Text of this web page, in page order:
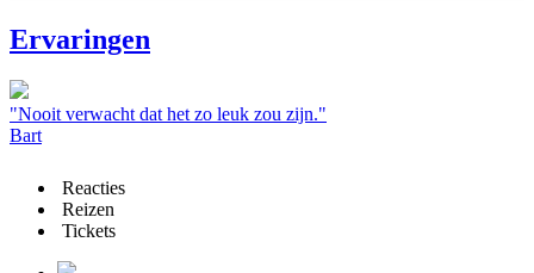
Ervaringen
"Nooit verwacht dat het zo leuk zou zijn."
Bart
Reacties
Reizen
Tickets